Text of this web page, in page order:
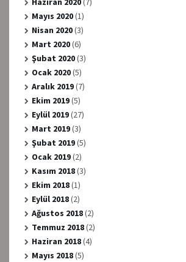
Mayıs 2020(1)
Nisan 2020(3)
Mart 2020(6)
Şubat 2020(3)
Ocak 2020(5)
Aralık 2019(7)
Ekim 2019(5)
Eylül 2019(27)
Mart 2019(3)
Şubat 2019(5)
Ocak 2019(2)
Kasım 2018(3)
Ekim 2018(1)
Eylül 2018(2)
Ağustos 2018(2)
Temmuz 2018(2)
Haziran 2018(4)
Mayıs 2018(5)